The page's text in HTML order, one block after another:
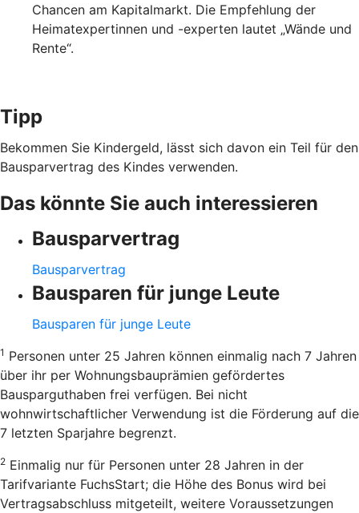
Chancen am Kapitalmarkt. Die Empfehlung der
Heimatexpertinnen und -experten lautet „Wände und
Rente“.
Tipp
Bekommen Sie Kindergeld, lässt sich davon ein Teil für den
Bausparvertrag des Kindes verwenden.
Das könnte Sie auch interessieren
Bausparvertrag
Bausparvertrag
Bausparen für junge Leute
Bausparen für junge Leute
1 Personen unter 25 Jahren können einmalig nach 7 Jahren
über ihr per Wohnungsbauprämien gefördertes
Bausparguthaben frei verfügen. Bei nicht
wohnwirtschaftlicher Verwendung ist die Förderung auf die
7 letzten Sparjahre begrenzt.
2 Einmalig nur für Personen unter 28 Jahren in der
Tarifvariante FuchsStart; die Höhe des Bonus wird bei
Vertragsabschluss mitgeteilt, weitere Voraussetzungen